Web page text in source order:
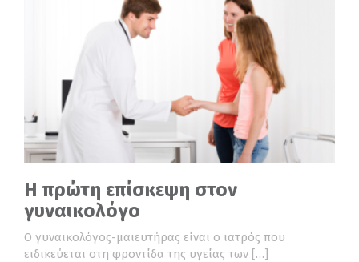
Η πρώτη επίσκεψη στον
γυναικολόγο
Ο γυναικολόγος-μαιευτήρας είναι ο ιατρός που
ειδικεύεται στη φροντίδα της υγείας των […]